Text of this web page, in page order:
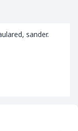
sander.